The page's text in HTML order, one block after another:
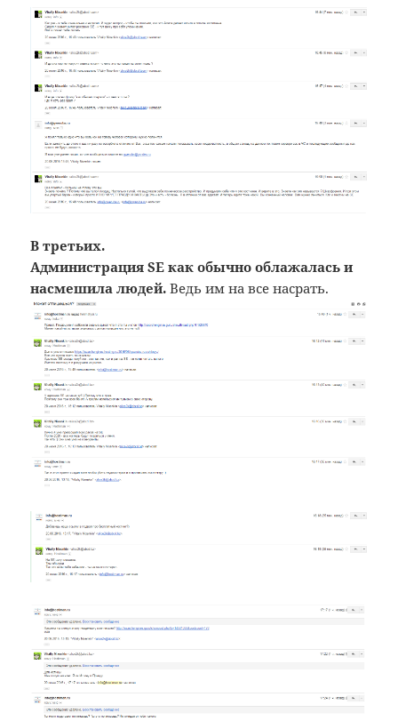
В третьих.
Администрация SE как обычно облажалась и
насмешила людей. Ведь им на все насрать.